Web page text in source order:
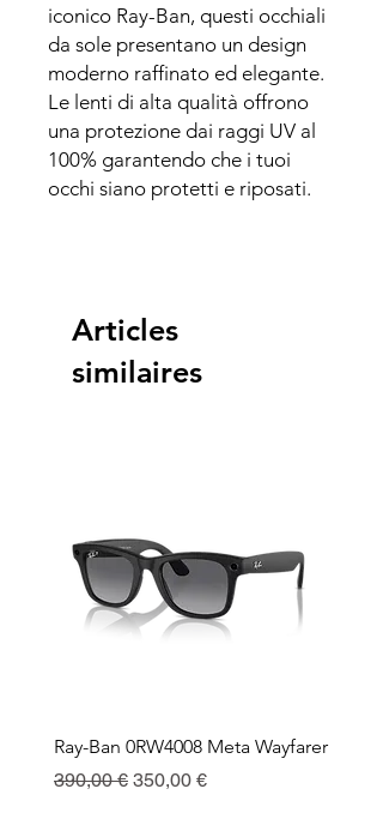
iconico Ray-Ban, questi occhiali
da sole presentano un design
moderno raffinato ed elegante.
Le lenti di alta qualità offrono
una protezione dai raggi UV al
100% garantendo che i tuoi
occhi siano protetti e riposati.
Articles
similaires
Ray-Ban 0RW4008 Meta Wayfarer
Prix original
390,00 € Prix promotionnel
350,00 €